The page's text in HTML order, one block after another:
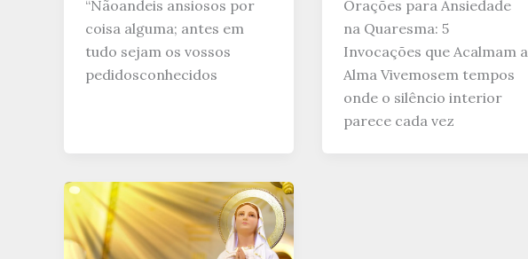
“Nãoandeis ansiosos por
coisa alguma; antes em
tudo sejam os vossos
pedidosconhecidos
Orações para Ansiedade
na Quaresma: 5
Invocações que Acalmam a
Alma Vivemosem tempos
onde o silêncio interior
parece cada vez